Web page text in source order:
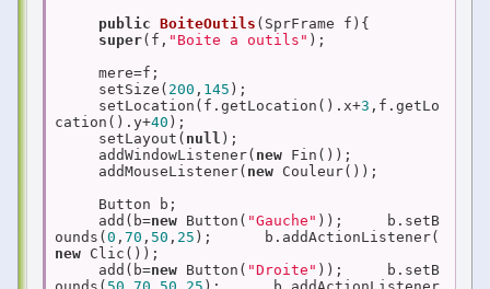
public BoiteOutils (SprFrame f) {
super(f, "Boite a outils" );
mere=f;
setSize( 200 , 145 );
setLocation(f.getLocation().x+3 ,f.getLo
cation().y+40 );
setLayout( null );
addWindowListener( new Fin());
addMouseListener( new Couleur());
Button b;
add(b=new Button( "Gauche" ));     b.setB
ounds( 0 , 70 , 50 , 25 );      b.addActionListener(
new Clic());
add(b=new Button( "Droite" ));     b.setB